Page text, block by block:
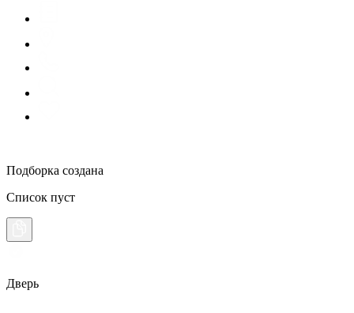
Подборка создана
Список пуст
Дверь